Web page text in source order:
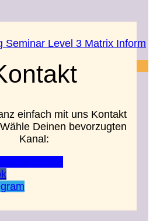
einfach mit uns Kontakt
Deinen bevorzugten
Kanal: